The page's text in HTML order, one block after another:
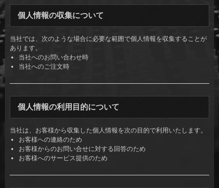
個人情報の収集について
当社では、次のような場合に必要な範囲で個人情報を収集することが
あります。
当社へのお問い合わせ時
当社へのご注文時
個人情報の利用目的について
当社は、お客様から収集した個人情報を次の目的で利用いたします。
お客様への連絡のため
お客様からのお問い合せに対する回答のため
お客様へのサービス提供のため